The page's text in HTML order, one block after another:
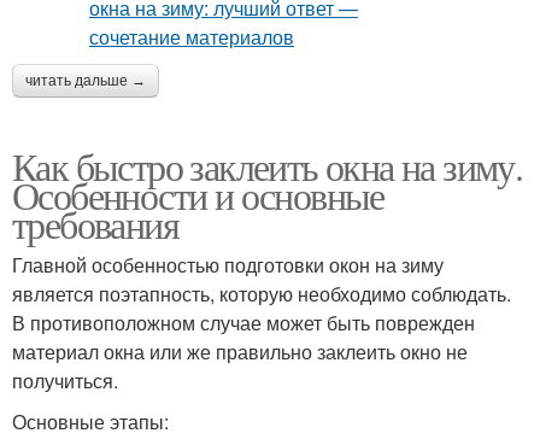
читать дальше →
Как быстро заклеить окна на зиму.
Особенности и основные
требования
Главной особенностью подготовки окон на зиму
является поэтапность, которую необходимо соблюдать.
В противоположном случае может быть поврежден
материал окна или же правильно заклеить окно не
получиться.
Основные этапы: